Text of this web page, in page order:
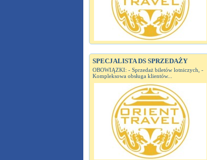
SPECJALISTA DS SPRZEDAŻY
OBOWIĄZKI: - Sprzedaż biletów lotniczych, -
Kompleksowa obsługa klientów...